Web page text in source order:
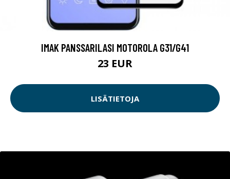
IMAK PANSSARILASI MOTOROLA G31/G41
23 EUR
LISÄTIETOJA